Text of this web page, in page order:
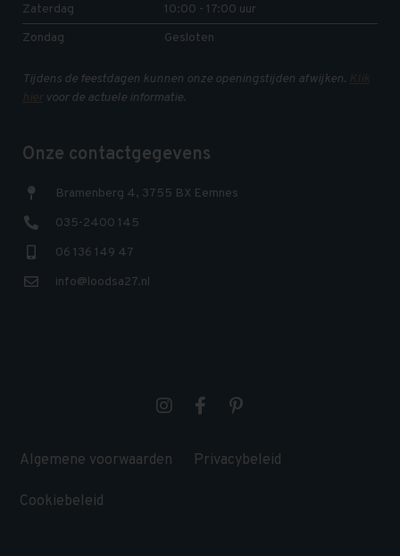
Zaterdag
10:00 - 17:00 uur
Zondag
Gesloten
Tijdens de feestdagen kunnen onze openingstijden afwijken. Klik
hiervoor de actuele informatie.
Onze contactgegevens
Bramenberg 4, 3755 BX Eemnes
035-2400 145
06 136 149 47
info@loodsa27.nl
Algemene voorwaarden Privacybeleid
Cookiebeleid